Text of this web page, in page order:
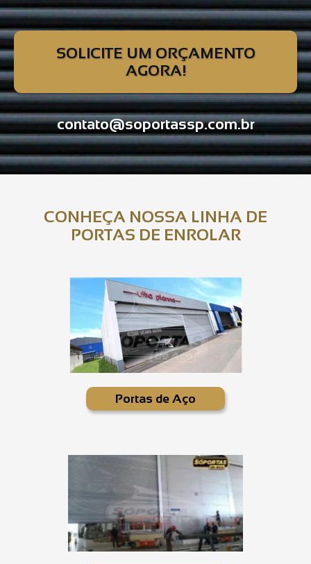
SOLICITE UM ORÇAMENTO
AGORA!
contato@soportassp.com.br
CONHEÇA NOSSA LINHA DE
PORTAS DE ENROLAR
Portas de Aço